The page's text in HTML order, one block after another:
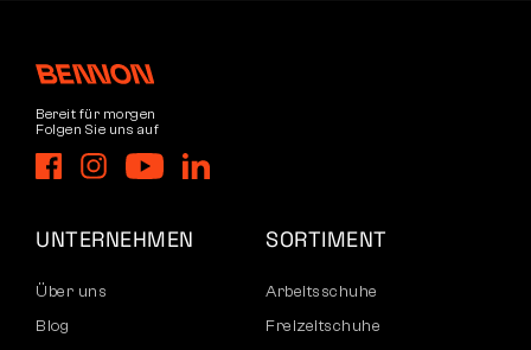
Bereit für morgen
Folgen Sie uns auf
UNTERNEHMEN
Über uns
Blog
SORTIMENT
Arbeitsschuhe
Freizeitschuhe